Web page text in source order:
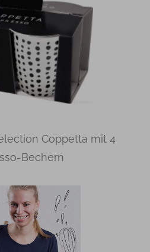
Coppetta mit 4
Bechern